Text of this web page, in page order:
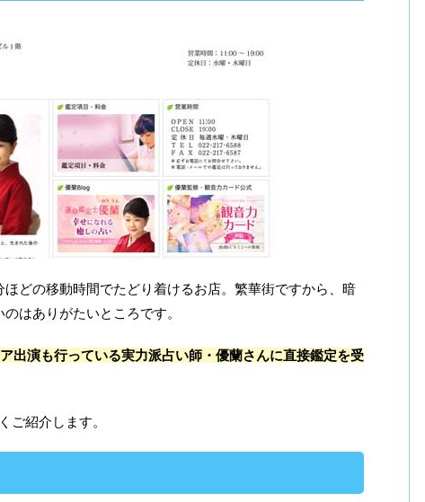
どの移動時間でたどり着けるお店。繁華街ですから、暗
はありがたいところです。
出演も行っている実力派占い師・優蘭さんに直接鑑定を受
ご紹介します。